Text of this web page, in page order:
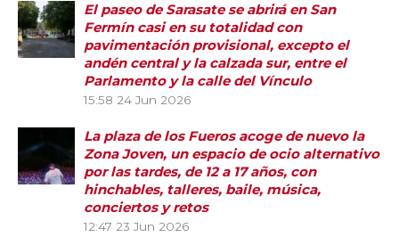
El paseo de Sarasate se abrirá en San
Fermín casi en su totalidad con
pavimentación provisional, excepto el
andén central y la calzada sur, entre el
Parlamento y la calle del Vínculo
15:58 24 Jun 2026
La plaza de los Fueros acoge de nuevo la
Zona Joven, un espacio de ocio alternativo
por las tardes, de 12 a 17 años, con
hinchables, talleres, baile, música,
conciertos y retos
12:47 23 Jun 2026